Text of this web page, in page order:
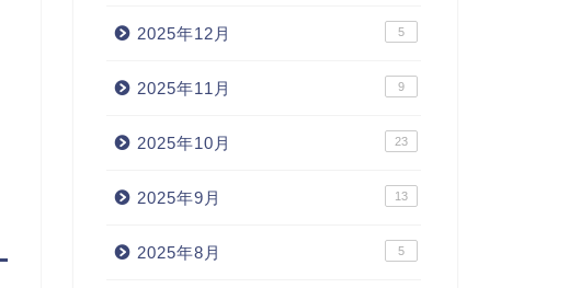
2025年12月 5
2025年11月 9
2025年10月 23
2025年9月 13
2025年8月 5